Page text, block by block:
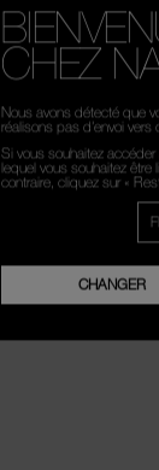
CHEZ
Nous avons détecté que
réalisons pas d’envoi
Si vous souhaitez
lequel vous souhaitez être
contraire, cliquez sur «
CHANGER